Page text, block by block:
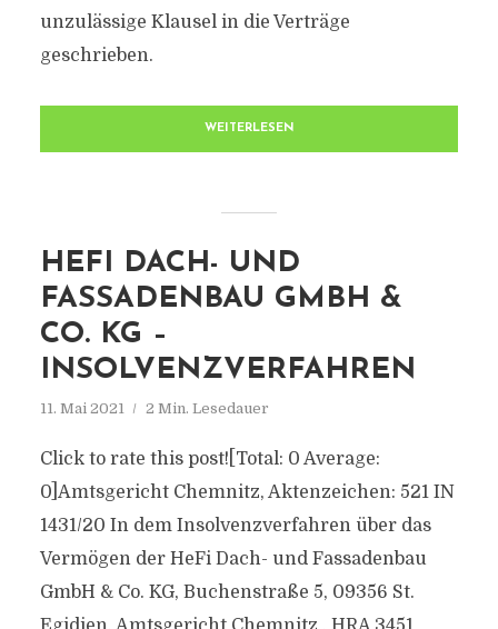
unzulässige Klausel in die Verträge
geschrieben.
WEITERLESEN
HEFI DACH- UND
FASSADENBAU GMBH &
CO. KG –
INSOLVENZVERFAHREN
11. Mai 2021 2 Min. Lesedauer
Click to rate this post![Total: 0 Average:
0]Amtsgericht Chemnitz, Aktenzeichen: 521 IN
1431/20 In dem Insolvenzverfahren über das
Vermögen der HeFi Dach- und Fassadenbau
GmbH & Co. KG, Buchenstraße 5, 09356 St.